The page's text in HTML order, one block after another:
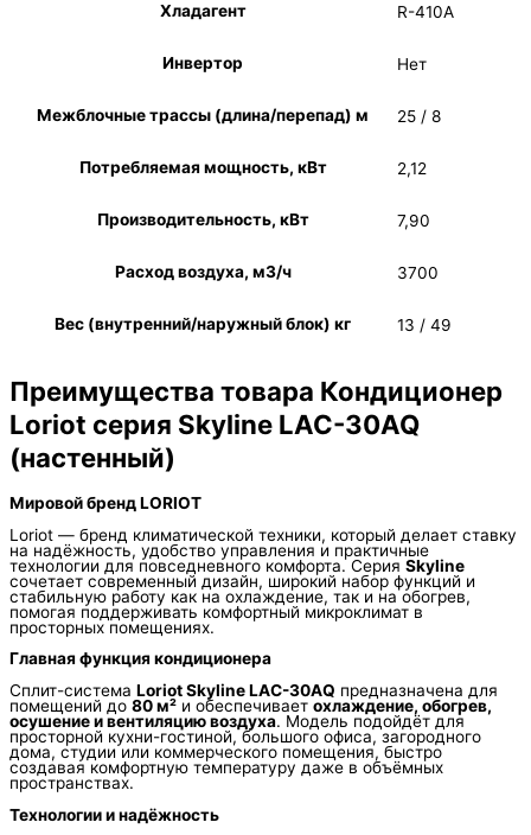
Хладагент R-410A
Инвертор Нет
Межблочные трассы (длина/перепад) м 25 / 8
Потребляемая мощность, кВт 2,12
Производительность, кВт 7,90
Расход воздуха, м3/ч 3700
Вес (внутренний/наружный блок) кг 13 / 49
Преимущества товара Кондиционер
Loriot серия Skyline LAC-30AQ
(настенный)
Мировой бренд LORIOT
Loriot — бренд климатической техники, который делает ставку
на надёжность, удобство управления и практичные
технологии для повседневного комфорта. Серия Skyline
сочетает современный дизайн, широкий набор функций и
стабильную работу как на охлаждение, так и на обогрев,
помогая поддерживать комфортный микроклимат в
просторных помещениях.
Главная функция кондиционера
Сплит-система Loriot Skyline LAC-30AQ предназначена для
помещений до 80 м² и обеспечивает охлаждение, обогрев,
осушение и вентиляцию воздуха. Модель подойдёт для
просторной кухни-гостиной, большого офиса, загородного
дома, студии или коммерческого помещения, быстро
создавая комфортную температуру даже в объёмных
пространствах.
Технологии и надёжность